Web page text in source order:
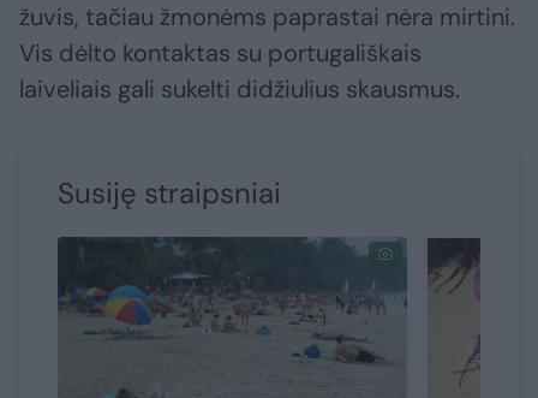
žuvis, tačiau žmonėms paprastai nėra mirtini.
Vis dėlto kontaktas su portugališkais
laiveliais gali sukelti didžiulius skausmus.
Susiję straipsniai